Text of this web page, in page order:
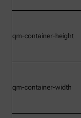
qm-container-height
qm-container-width